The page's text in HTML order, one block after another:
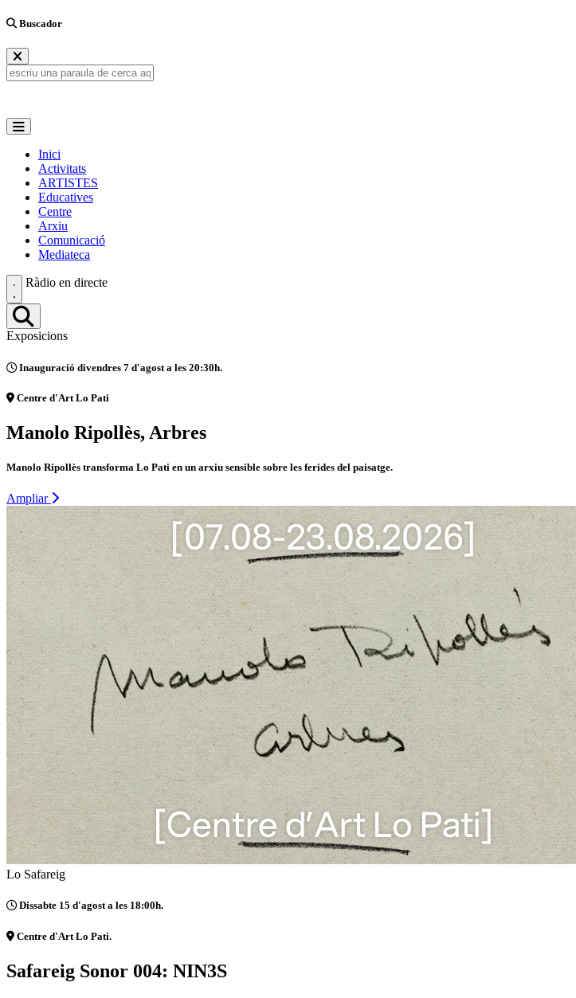
Buscador
Inici
Activitats
ARTISTES
Educatives
Centre
Arxiu
Comunicació
Mediateca
Ràdio en directe
Exposicions
Inauguració divendres 7 d'agost a les 20:30h.
Centre d'Art Lo Pati
Manolo Ripollès, Arbres
Manolo Ripollès transforma Lo Pati en un arxiu sensible sobre les ferides del paisatge.
Ampliar
Lo Safareig
Dissabte 15 d'agost a les 18:00h.
Centre d'Art Lo Pati.
Safareig Sonor 004: NIN3S